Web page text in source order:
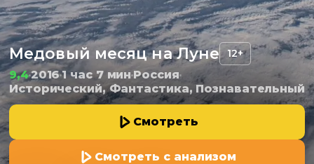
Медовый месяц на Луне 12+
9,420161 час 7 минРоссия
Исторический, Фантастика, Познавательный
Смотреть
Смотреть с анализом